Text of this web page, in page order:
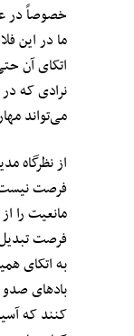
خصوصاً در
ما در این
اتکای آن
نرادی که
می‌تواند
از نظرگاه
فرصت
مانعیت را
فرصت
به اتکای
بادهای
کنند که